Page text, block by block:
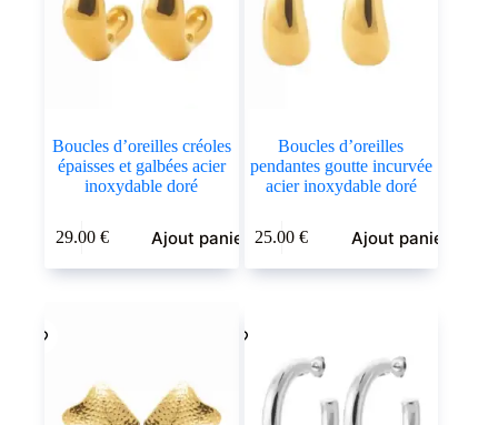
Boucles d’oreilles créoles
épaisses et galbées acier
inoxydable doré
29.00 € Ajout panier
Boucles d’oreilles
pendantes goutte incurvée
acier inoxydable doré
25.00€ Ajout panier